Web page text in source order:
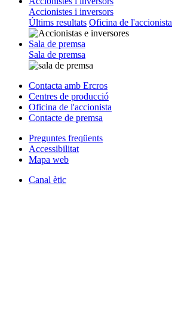
Accionistes i inversors
Últims resultats Oficina de l'accionista
Sala de premsa
Sala de premsa
Contacta amb Ercros
Centres de producció
Oficina de l'accionista
Contacte de premsa
Preguntes freqüents
Accessibilitat
Mapa web
Canal ètic